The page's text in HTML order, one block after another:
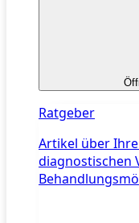
Ratgeber
Artikel über
diagnostischen